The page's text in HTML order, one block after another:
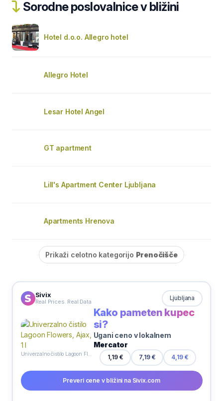
Sorodne poslovalnice v bližini
Hotel d.o.o. Allegro hotel
Allegro Hotel
Lesar Hotel Angel
GT apartment
Lill's Apartment Center Ljubljana
Apartments Hrenova
Prikaži celotno kategorijo Prenočišče
Sivix
Real Prices. Real Data Ljubljana
Kako pameten kupec
si?
Ugani ceno v lokalnem
Mercator
1,19 € 7,19 € 4,19 €
Preveri cene v bližini na Sivix.com